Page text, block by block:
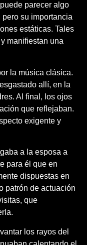
parecer algo
su importancia
estáticas. Tales
manifiestan una
la música clásica.
allí, en la
Al final, los ojos
que reflejaban.
exigente y
a la esposa a
para él que en
dispuestas en
patrón de actuación
que
los rayos del